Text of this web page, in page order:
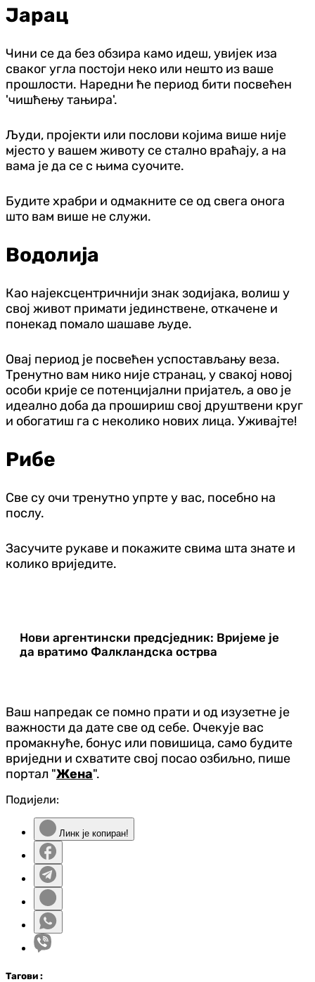
Јарац
Чини се да без обзира камо идеш, увијек иза
сваког угла постоји неко или нешто из ваше
прошлости. Наредни ће период бити посвећен
'чишћењу тањира'.
Људи, пројекти или послови којима више није
мјесто у вашем животу се стално враћају, а на
вама је да се с њима суочите.
Будите храбри и одмакните се од свега онога
што вам више не служи.
Водолија
Као најексцентричнији знак зодијака, волиш у
свој живот примати јединствене, откачене и
понекад помало шашаве људе.
Овај период је посвећен успостављању веза.
Тренутно вам нико није странац, у свакој новој
особи крије се потенцијални пријатељ, а ово је
идеално доба да прошириш свој друштвени круг
и обогатиш га с неколико нових лица. Уживајте!
Рибе
Све су очи тренутно упрте у вас, посебно на
послу.
Засучите рукаве и покажите свима шта знате и
колико вриједите.
Нови аргентински предсједник: Вријеме је
да вратимо Фалкландска острва
Ваш напредак се помно прати и од изузетне је
важности да дате све од себе. Очекује вас
промакнуће, бонус или повишица, само будите
вриједни и схватите свој посао озбиљно, пише
портал "Жена".
Подијели:
Линк је копиран!
Тагови :